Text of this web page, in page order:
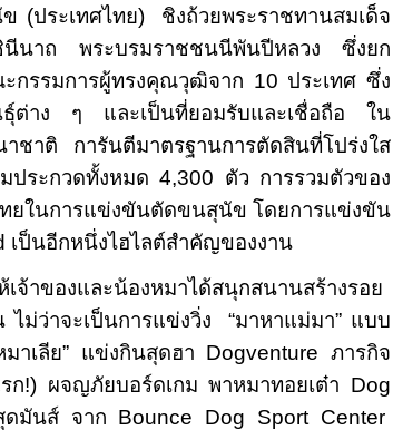
(ประเทศไทย) ชิงถ้วยพระราชทานสมเด็จ
นีนาถ พระบรมราชชนนีพันปีหลวง ซึ่งยก
กรรมการผู้ทรงคุณวุฒิจาก 10 ประเทศ ซึ่ง
ธุ์ต่าง ๆ และเป็นที่ยอมรับและเชื่อถือ ใน
าชาติ การันตีมาตรฐานการตัดสินที่โปร่งใส
ประกวดทั้งหมด 4,300 ตัว การรวมตัวของ
ยในการแข่งขันตัดขนสุนัข โดยการแข่งขัน
เป็นอีกหนึ่งไฮไลต์สำคัญของงาน
จ้าของและน้องหมาได้สนุกสนานสร้างรอย
ไม่ว่าจะเป็นการแข่งวิ่ง “มาหาแม่มา” แบบ
าเลีย” แข่งกินสุดฮา Dogventure ภารกิจ
ก!) ผจญภัยบอร์ดเกม พาหมาทอยเต๋า Dog
ดมันส์ จาก Bounce Dog Sport Center